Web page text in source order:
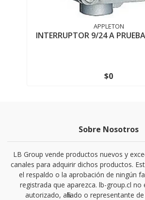
APPLETON
INTERRUPTOR 9/24 A
$0
Sobre Nosotros
LB Group vende productos nuevos y
canales para adquirir dichos productos.
el respaldo o la aprobación de ningún
registrada que aparezca. lb-group.cl no
autorizado, afiliado o representante